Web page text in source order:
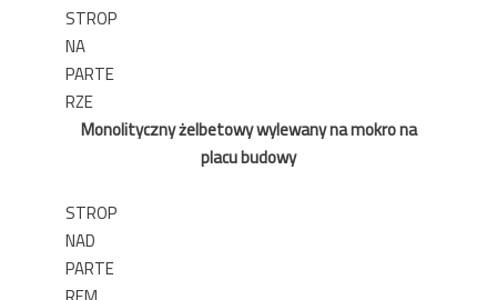
STROP
NA
PARTE
RZE
Monolityczny żelbetowy wylewany na mokro na
placu budowy
STROP
NAD
PARTE